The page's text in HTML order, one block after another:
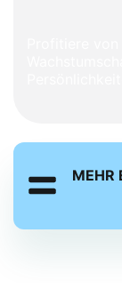
MEHR